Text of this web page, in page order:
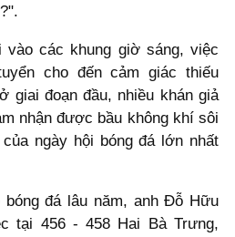
các khung giờ sáng, việc
cho đến cảm giác thiếu
giai đoạn đầu, nhiều khán giả
nhận được bầu không khí sôi
ngày hội bóng đá lớn nhất
đá lâu năm, anh Đỗ Hữu
tại 456 - 458 Hai Bà Trưng,